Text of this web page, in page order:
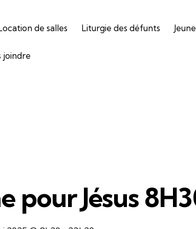
de salles Liturgie des défunts
joindre
pour Jésus